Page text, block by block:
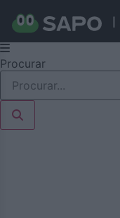
Pular
para
conteúdo
Procurar